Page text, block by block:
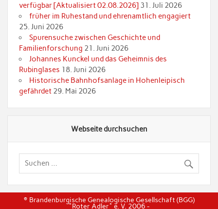
verfügbar [Aktualisiert 02.08.2026] 31. Juli 2026
früher im Ruhestand und ehrenamtlich engagiert
25. Juni 2026
Spurensuche zwischen Geschichte und
Familienforschung 21. Juni 2026
Johannes Kunckel und das Geheimnis des
Rubinglases 18. Juni 2026
Historische Bahnhofsanlage in Hohenleipisch
gefährdet 29. Mai 2026
Webseite durchsuchen
© Brandenburgische Genealogische Gesellschaft (BGG)
"Roter Adler" e. V. 2006 -